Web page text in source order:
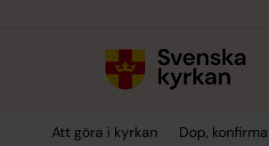
Att göra i kyrkan Dop,